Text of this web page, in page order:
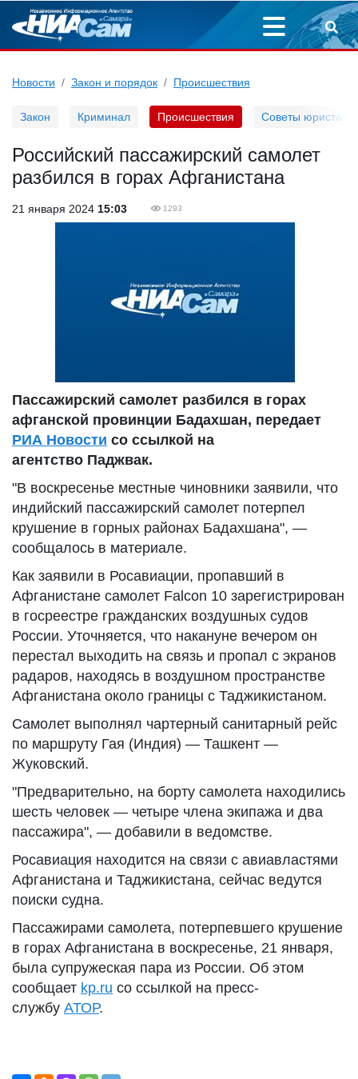
Новости Закон и порядок Происшествия
Закон Криминал Происшествия Советы юриста
Российский пассажирский самолет
разбился в горах Афганистана
21 января 2024 15:03 1293
Пассажирский самолет разбился в горах
афганской провинции Бадахшан, передает
РИА Новости со ссылкой на
агентство Паджвак.
"В воскресенье местные чиновники заявили, что
индийский пассажирский самолет потерпел
крушение в горных районах Бадахшана", —
сообщалось в материале.
Как заявили в Росавиации, пропавший в
Афганистане самолет Falcon 10 зарегистрирован
в госреестре гражданских воздушных судов
России. Уточняется, что накануне вечером он
перестал выходить на связь и пропал с экранов
радаров, находясь в воздушном пространстве
Афганистана около границы с Таджикистаном.
Самолет выполнял чартерный санитарный рейс
по маршруту Гая (Индия) — Ташкент —
Жуковский.
"Предварительно, на борту самолета находились
шесть человек — четыре члена экипажа и два
пассажира", — добавили в ведомстве.
Росавиация находится на связи с авиавластями
Афганистана и Таджикистана, сейчас ведутся
поиски судна.
Пассажирами самолета, потерпевшего крушение
в горах Афганистана в воскресенье, 21 января,
была супружеская пара из России. Об этом
сообщает kp.ru со ссылкой на пресс-
службу АТОР.